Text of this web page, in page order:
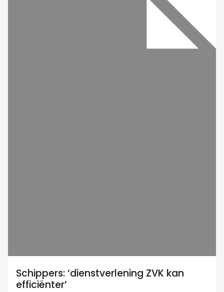
Schippers: ‘dienstverlening ZVK kan
efficiënter’